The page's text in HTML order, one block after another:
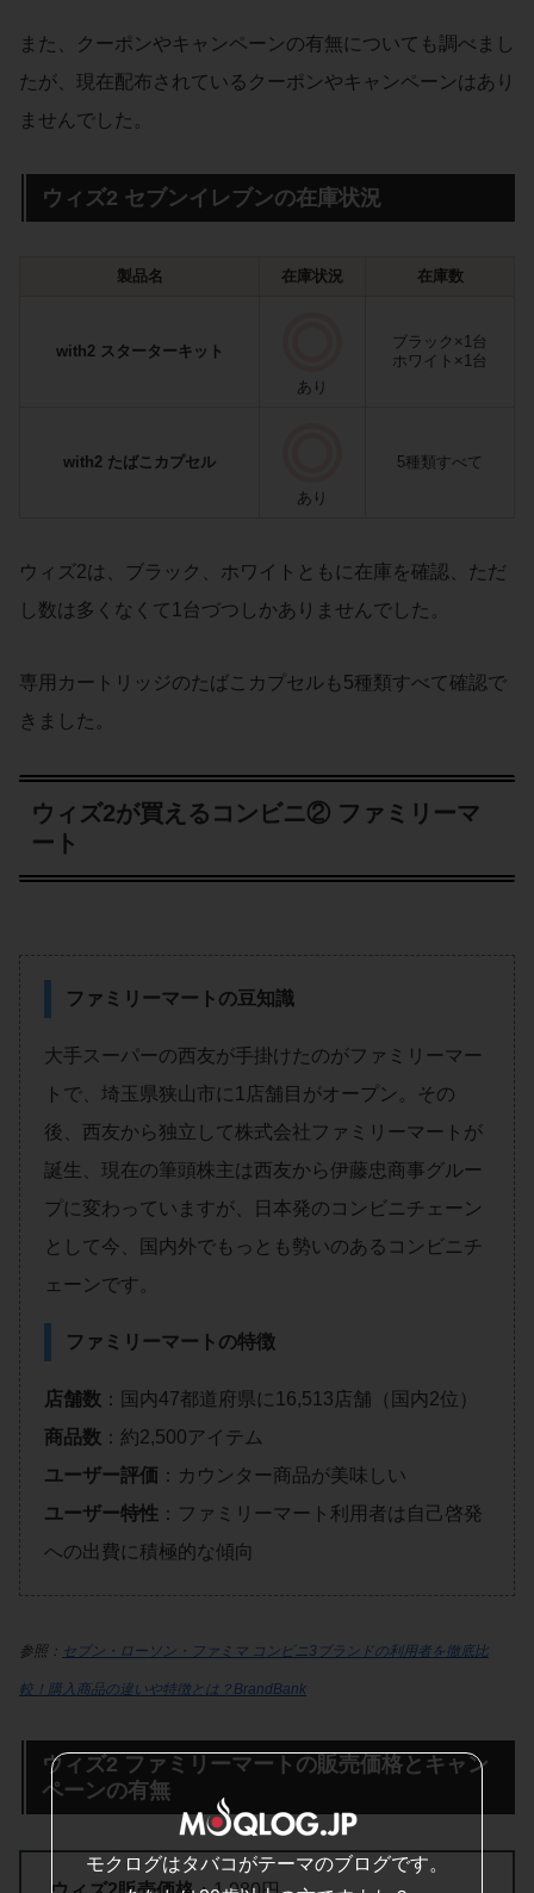
また、クーポンやキャンペーンの有無についても調べまし
たが、現在配布されているクーポンやキャンペーンはあり
ませんでした。
ウィズ2 セブンイレブンの在庫状況
製品名 在庫状況 在庫数
with2 スターターキット
あり
ブラック×1台
ホワイト×1台
with2 たばこカプセル
あり
5種類すべて
ウィズ2は、ブラック、ホワイトともに在庫を確認、ただ
し数は多くなくて1台づつしかありませんでした。
専用カートリッジのたばこカプセルも5種類すべて確認で
きました。
ウィズ2が買えるコンビニ② ファミリーマ
ート
ファミリーマートの豆知識
大手スーパーの西友が手掛けたのがファミリーマー
トで、埼玉県狭山市に1店舗目がオープン。その
後、西友から独立して株式会社ファミリーマートが
誕生、現在の筆頭株主は西友から伊藤忠商事グルー
プに変わっていますが、日本発のコンビニチェーン
として今、国内外でもっとも勢いのあるコンビニチ
ェーンです。
ファミリーマートの特徴
店舗数 ：国内47都道府県に16,513店舗（国内2位）
商品数 ：約2,500アイテム
ユーザー評価 ：カウンター商品が美味しい
ユーザー特性 ：ファミリーマート利用者は自己啓発
への出費に積極的な傾向
参照： セブン・ローソン・ファミマ コンビニ3ブランドの利用者を徹底比
較！購入商品の違いや特徴とは？BrandBank
ウィズ2 ファミリーマートの販売価格とキャン
ペーンの有無
モクログはタバコがテーマのブログです。